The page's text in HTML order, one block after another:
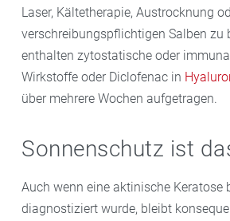
Laser, Kältetherapie, Austrocknung
verschreibungspflichtigen Salben zu
enthalten zytostatische oder
Wirkstoffe oder Diclofenac in
über mehrere Wochen aufgetragen.
Sonnenschutz ist
Auch wenn eine aktinische Keratose
diagnostiziert wurde, bleibt